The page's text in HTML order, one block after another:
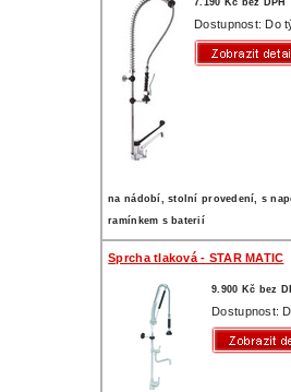
7.190 Kč bez DPH
Dostupnost: Do
na nádobí, stolní provedení, s
ramínkem s baterií
Sprcha tlaková - STAR MATIC
9.900 Kč bez
Dostupnost: